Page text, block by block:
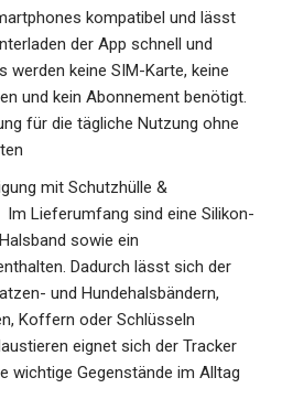
kompatibel und lässt
der App schnell und
werden keine SIM-Karte, keine
und kein Abonnement benötigt.
für die tägliche Nutzung ohne
mit Schutzhülle &
Im Lieferumfang sind eine Silikon-
sowie ein
Dadurch lässt sich der
und Hundehalsbändern,
Koffern oder Schlüsseln
eignet sich der Tracker
wichtige Gegenstände im Alltag